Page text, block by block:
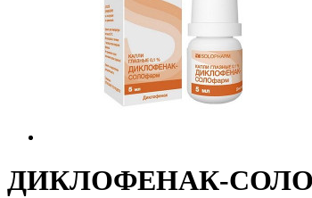
ДИКЛОФЕНАК-